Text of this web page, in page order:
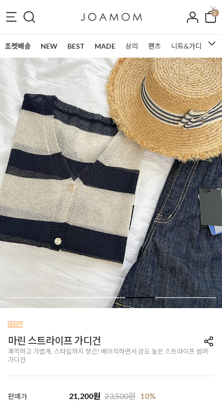
0
조켓배송 NEW BEST MADE 상의 팬츠 니트&가디건
마린 스트라이프 가디건
쾌적하고 가볍게, 스타일까지 챙긴! 베이직하면서 감도 높은 스트라이프 썸머
가디건
판매가 21,200원 23,500원 10%